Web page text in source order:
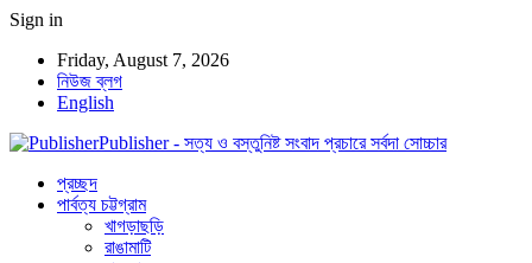
Sign in
Friday, August 7, 2026
নিউজ ব্লগ
English
Publisher - সত্য ও বস্তুনিষ্ট সংবাদ প্রচারে সর্বদা সোচ্চার
প্রচ্ছদ
পার্বত্য চট্টগ্রাম
খাগড়াছড়ি
রাঙামাটি